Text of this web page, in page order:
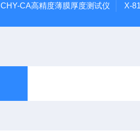
CHY-CA高精度薄膜厚度测试仪 X-